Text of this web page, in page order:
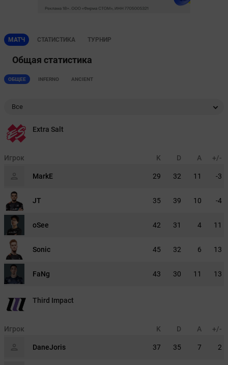
МАТЧ СТАТИСТИКА ТУРНИР
Общая статистика
ОБЩЕЕ INFERNO ANCIENT
Все
Extra Salt
Игрок K D A +/-
MarkE 29 32 11 -3
JT 35 39 10 -4
oSee 42 31 4 11
Sonic 45 32 6 13
FaNg 43 30 11 13
Third Impact
Игрок K D A +/-
DaneJoris 37 35 7 2